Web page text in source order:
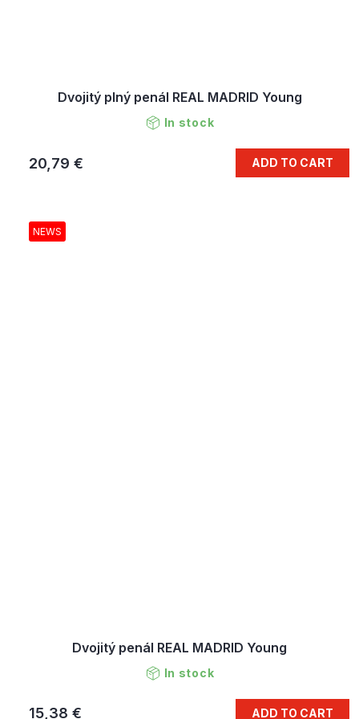
Dvojitý plný penál REAL MADRID Young
In stock
20,79 € ADD TO CART
NEWS
Dvojitý penál REAL MADRID Young
In stock
15,38 € ADD TO CART